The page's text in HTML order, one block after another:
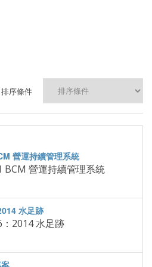
排序條件
BCM 營運持續管理系統
2014 水足跡